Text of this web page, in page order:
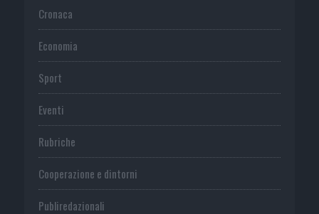
Cronaca
Economia
Sport
Eventi
Rubriche
Cooperazione e dintorni
Publiredazionali